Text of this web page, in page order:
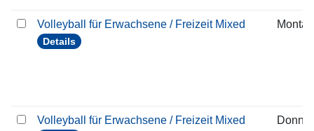
Volleyball für Erwachsene / Freizeit Mixed
Details
Montag
Volleyball für Erwachsene / Freizeit Mixed